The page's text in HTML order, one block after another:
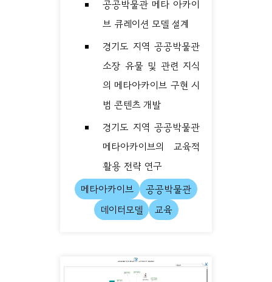
공공박물관 메타 아카이
브 큐레이션 모델 설계
경기도 지역 공공박물관
소장 유물 및 관련 지식
의 메타아카이브 구현 시
범 콘텐츠 개발
경기도 지역 공공박물관
메타아카이브의 교육적
활용 전략 연구
메타아카이브
공공박물관
데이터모델
교육